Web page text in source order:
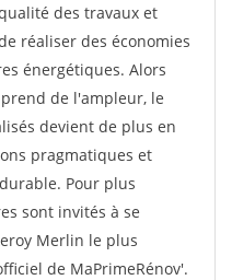
des travaux et
réaliser des économies
énergétiques. Alors
de l'ampleur, le
devient de plus en
pragmatiques et
Pour plus
sont invités à se
Merlin le plus
de MaPrimeRénov'.